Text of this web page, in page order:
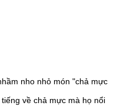
nho nhỏ món "chả mực
về chả mực mà họ nổi